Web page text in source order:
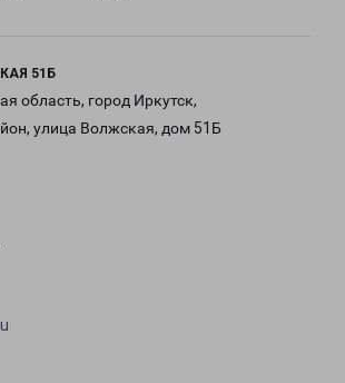
51Б
область, город Иркутск,
улица Волжская, дом 51Б